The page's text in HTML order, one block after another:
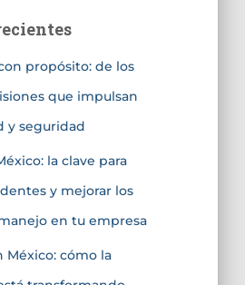
propósito: de los
que impulsan
y seguridad
la clave para
y mejorar los
en tu empresa
México: cómo la